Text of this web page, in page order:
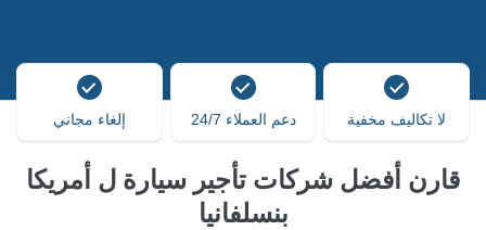
لا تكاليف مخفية دعم العملاء 24/7 إلغاء مجاني
قارن أفضل شركات تأجير سيارة ل أمريكا
بنسلفانيا